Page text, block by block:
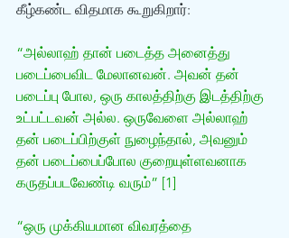
கீழ்கண்ட விதமாக கூறுகிறார்:
“அல்லாஹ் தான் படைத்த அனைத்து
படைப்பைவிட மேலானவன். அவன் தன்
படைப்பு போல, ஒரு காலத்திற்கு இடத்திற்கு
உட்பட்டவன் அல்ல. ஒருவேளை அல்லாஹ்
தன் படைப்பிற்குள் நுழைந்தால், அவனும்
தன் படைப்பைப்போல குறையுள்ளவனாக
கருதப்படவேண்டி வரும்” [1]
“ஒரு முக்கியமான விவரத்தை